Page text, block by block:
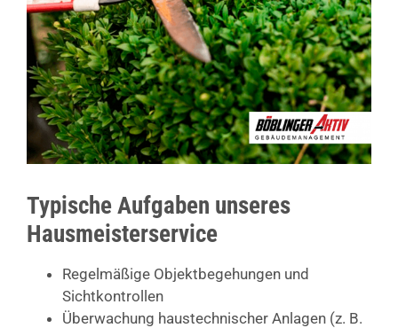
Typische Aufgaben unseres
Hausmeisterservice
Regelmäßige Objektbegehungen und
Sichtkontrollen
Überwachung haustechnischer Anlagen (z. B.